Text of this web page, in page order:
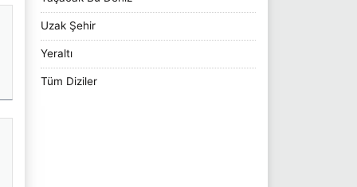
Uzak Şehir
Yeraltı
Tüm Diziler